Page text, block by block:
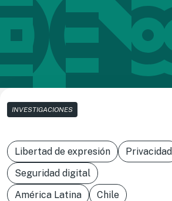
INVESTIGACIONES
Libertad de expresión
Privacidad
Seguridad digital
América Latina
Chile